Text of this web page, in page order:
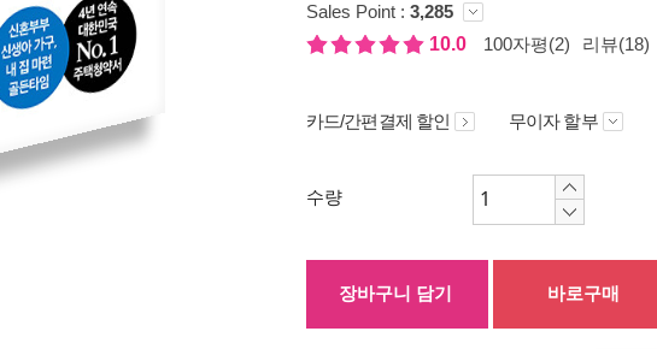
Sales Point : 3,285
10.0
100자평(2) 리뷰(18)
카드/간편결제 할인 무이자 할부
수량
장바구니 담기 바로구매